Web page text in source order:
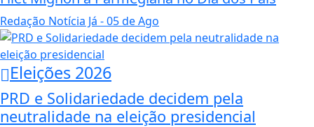
Redação Notícia Já - 05 de Ago
Eleições 2026
PRD e Solidariedade decidem pela
neutralidade na eleição presidencial